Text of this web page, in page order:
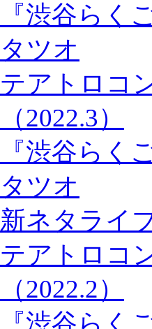
『渋谷らく
タツオ
テアトロコ
（2022.3）
『渋谷らく
タツオ
新ネタライ
テアトロコ
（2022.2）
『渋谷らく